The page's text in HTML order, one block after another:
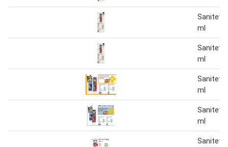
Sanitet
ml
Sanitet
ml
Sanitet
ml
Sanitet
ml
Sanitet